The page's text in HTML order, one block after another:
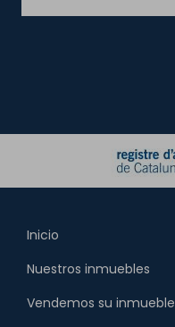
Inicio
Nuestros inmuebles
Vendemos su inmueble